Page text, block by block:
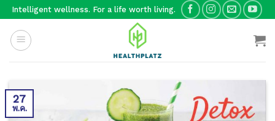
Skip
content
Intelligent wellness. For a life worth living.
27
พ.ค.